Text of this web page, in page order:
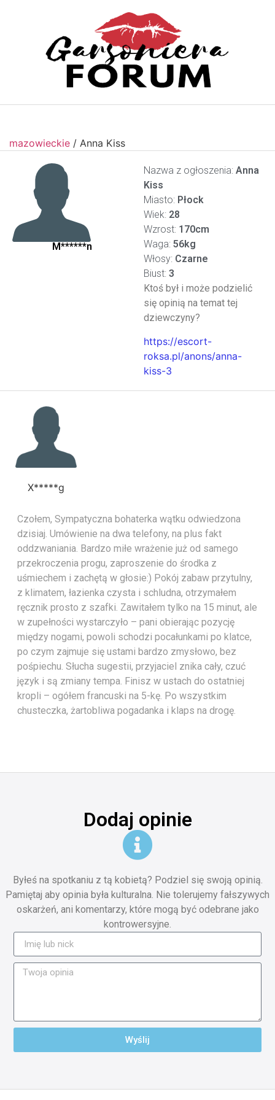
mazowieckie / Anna Kiss
M******n
Nazwa z ogłoszenia: Anna
Kiss
Miasto: Płock
Wiek: 28
Wzrost: 170cm
Waga: 56kg
Włosy: Czarne
Biust: 3
Ktoś był i może podzielić
się opinią na temat tej
dziewczyny?
https://escort-
roksa.pl/anons/anna-
kiss-3
X*****g
Czołem, Sympatyczna bohaterka wątku odwiedzona
dzisiaj. Umówienie na dwa telefony, na plus fakt
oddzwaniania. Bardzo miłe wrażenie już od samego
przekroczenia progu, zaproszenie do środka z
uśmiechem i zachętą w głosie:) Pokój zabaw przytulny,
z klimatem, łazienka czysta i schludna, otrzymałem
ręcznik prosto z szafki. Zawitałem tylko na 15 minut, ale
w zupełności wystarczyło – pani obierając pozycję
między nogami, powoli schodzi pocałunkami po klatce,
po czym zajmuje się ustami bardzo zmysłowo, bez
pośpiechu. Słucha sugestii, przyjaciel znika cały, czuć
język i są zmiany tempa. Finisz w ustach do ostatniej
kropli – ogółem francuski na 5-kę. Po wszystkim
chusteczka, żartobliwa pogadanka i klaps na drogę.
Dodaj opinie
Byłeś na spotkaniu z tą kobietą? Podziel się swoją opinią.
Pamiętaj aby opinia była kulturalna. Nie tolerujemy fałszywych
oskarżeń, ani komentarzy, które mogą być odebrane jako
kontrowersyjne.
Wyślij